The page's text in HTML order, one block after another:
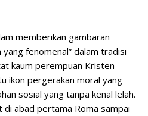
memberikan gambaran
fenomenal” dalam tradisi
kaum perempuan Kristen
ikon pergerakan moral yang
sosial yang tanpa kenal lelah.
di abad pertama Roma sampai